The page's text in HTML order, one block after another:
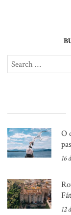
Search
for:
O
16
12